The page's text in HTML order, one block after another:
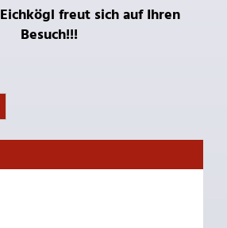
freut sich auf Ihren
Besuch!!!